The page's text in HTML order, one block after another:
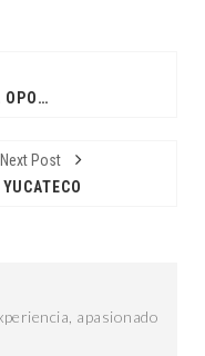
NO DEJES PASAR ESTA OPORTUNIDAD
Next Post
apasionado